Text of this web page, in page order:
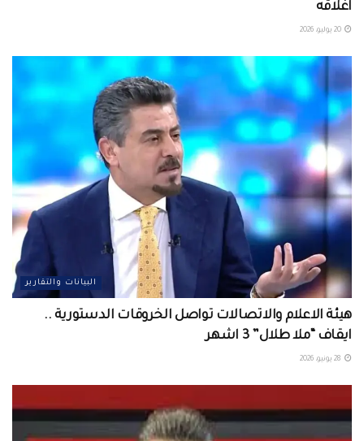
اغلاقه
البيانات والتقارير
هيئة الاعلام والاتصالات تواصل الخروقات الدستورية ..
ايقاف “ملا طلال” 3 اشهر